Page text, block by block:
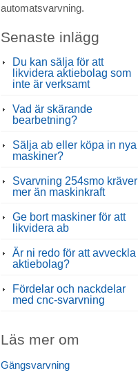
automatsvarvning.
Senaste inlägg
Du kan sälja för att
likvidera aktiebolag som
inte är verksamt
Vad är skärande
bearbetning?
Sälja ab eller köpa in nya
maskiner?
Svarvning 254smo kräver
mer än maskinkraft
Ge bort maskiner för att
likvidera ab
Är ni redo för att avveckla
aktiebolag?
Fördelar och nackdelar
med cnc-svarvning
Läs mer om
Gängsvarvning